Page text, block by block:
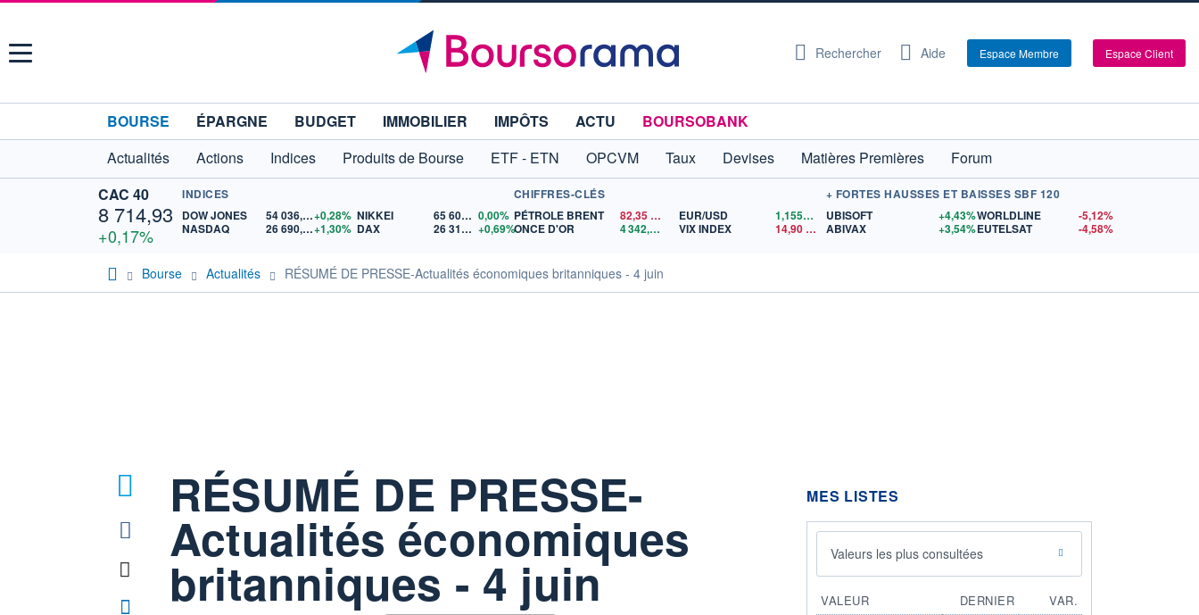
Menu Rechercher Aide Espace Membre Espace Client
BOURSE ÉPARGNE BUDGET IMMOBILIER IMPÔTS ACTU
BOURSOBANK
Actualités
Actions Indices Produits de Bourse ETF - ETN OPCVM Taux Devises Matières Premières
Forum
CAC 40
8 714,93
+0,17%
INDICES
DOW JONES
54 036,93+0,28%
NASDAQ
26 690,62+1,30%
NIKKEI 65 606,71 0,00%
DAX
26 319,45 +0,69%
CHIFFRES-CLÉS
PÉTROLE BRENT
82,35$US
ONCE D'OR
4 342,26 $US
EUR/USD 1,1559$US
VIX INDEX
14,90
+ FORTES HAUSSES ET BAISSES SBF 120
UBISOFT
+4,43%
ABIVAX
+3,54%
WORLDLINE
-5,12%
EUTELSAT
-4,58%
Bourse Actualités RÉSUMÉ DE PRESSE-Actualités économiques britanniques - 4 juin
RÉSUMÉ DE PRESSE-
Actualités économiques
britanniques - 4 juin
MES LISTES
Valeurs les plus consultées
VALEUR DERNIER
VAR.